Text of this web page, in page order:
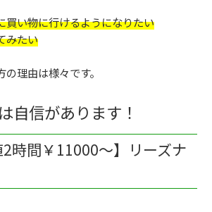
買い物に行けるようになりたい
みたい
理由は様々です。
自信があります！
2時間￥11000～】リーズナ